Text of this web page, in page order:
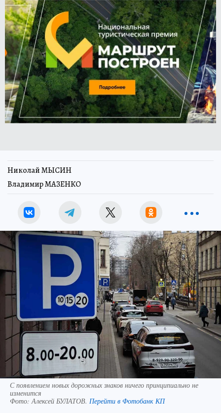
Николай МЫСИН
Владимир МАЗЕНКО
С появлением новых дорожных знаков ничего принципиально не
изменится
Фото: Алексей БУЛАТОВ. Перейти в Фотобанк КП